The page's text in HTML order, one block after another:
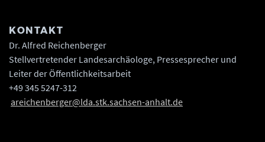
KONTAKT
Dr. Alfred Reichenberger
Stellvertretender Landesarchäologe, Pressesprecher und
Leiter der Öffentlichkeitsarbeit
+49 345 5247-312
areichenberger@lda.stk.sachsen-anhalt.de